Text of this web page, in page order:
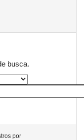
busca.
por